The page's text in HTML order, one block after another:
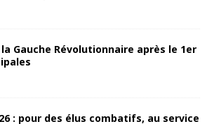
Gauche Révolutionnaire après le 1er
: pour des élus combatifs, au service